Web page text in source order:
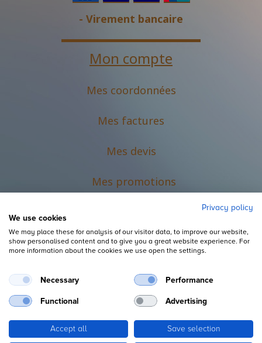
- Virement bancaire
Mon compte
Mes coordonnées
Mes factures
Mes devis
Mes promotions
Mentions légales
Privacy policy
We use cookies
We may place these for analysis of our visitor data, to improve our website,
show personalised content and to give you a great website experience. For
more information about the cookies we use open the settings.
Necessary Performance
Functional Advertising
Accept all Save selection